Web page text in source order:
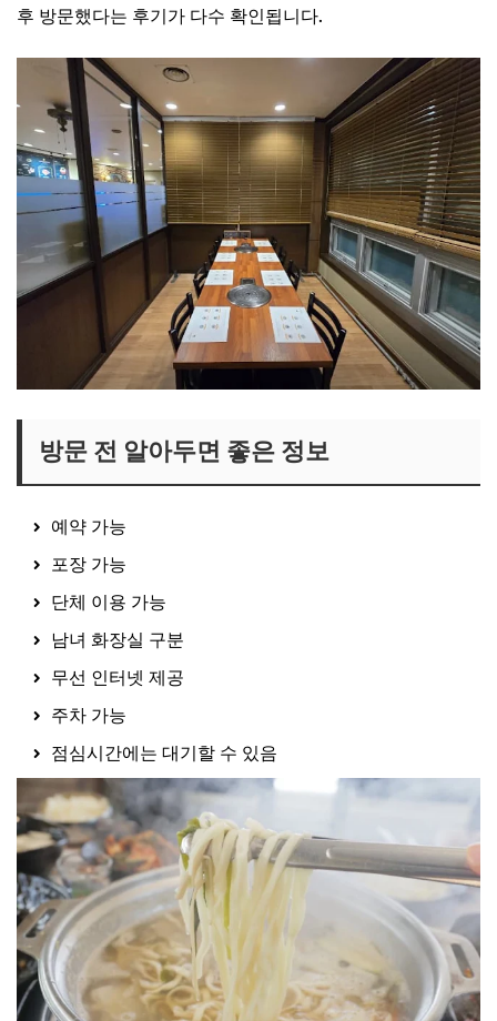
후 방문했다는 후기가 다수 확인됩니다.
방문 전 알아두면 좋은 정보
예약 가능
포장 가능
단체 이용 가능
남녀 화장실 구분
무선 인터넷 제공
주차 가능
점심시간에는 대기할 수 있음